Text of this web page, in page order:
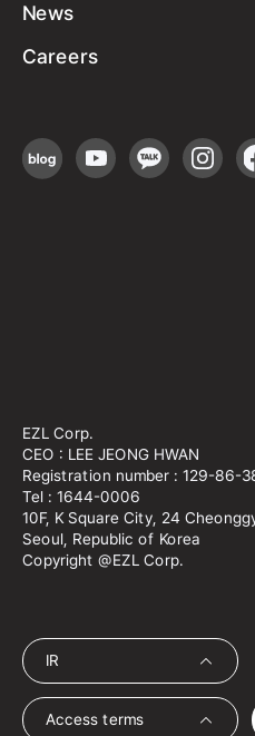
News
Careers
IR
Access terms
EZL Corp.
CEO : LEE JEONG HWAN
Registration number : 129-86-
Tel : 1644-0006
10F, K Square City, 24
Seoul, Republic of Korea
Copyright @EZL Corp.